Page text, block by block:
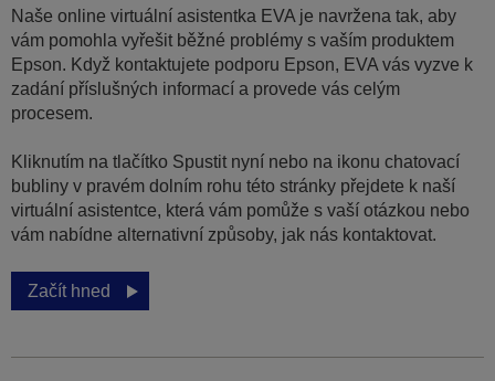
Naše online virtuální asistentka EVA je navržena tak, aby
vám pomohla vyřešit běžné problémy s vaším produktem
Epson. Když kontaktujete podporu Epson, EVA vás vyzve k
zadání příslušných informací a provede vás celým
procesem.
Kliknutím na tlačítko Spustit nyní nebo na ikonu chatovací
bubliny v pravém dolním rohu této stránky přejdete k naší
virtuální asistentce, která vám pomůže s vaší otázkou nebo
vám nabídne alternativní způsoby, jak nás kontaktovat.
Začít hned